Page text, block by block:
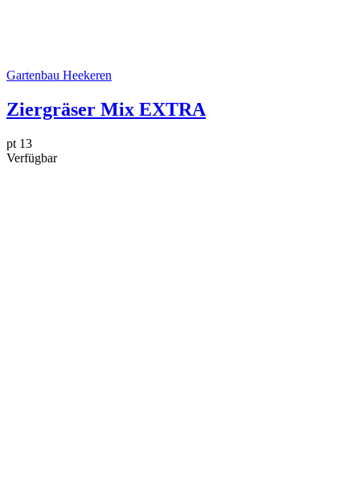
Gartenbau Heekeren
Ziergräser Mix EXTRA
pt 13
Verfügbar